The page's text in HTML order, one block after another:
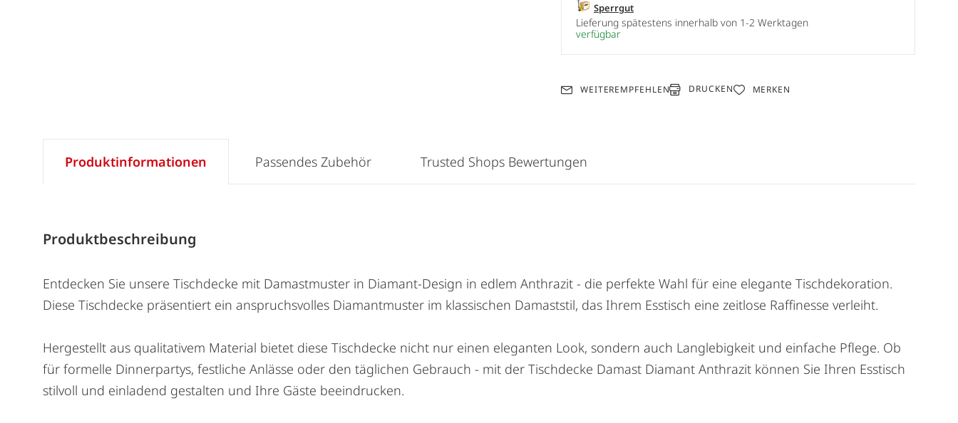
Sperrgut
Lieferung spätestens innerhalb von 1-2 Werktagen
verfügbar
WEITEREMPFEHLEN DRUCKEN MERKEN
Produktinformationen
Produktbeschreibung
Entdecken Sie unsere Tischdecke mit Damastmuster in Diamant-Design in edlem Anthrazit - die perfekte Wahl für eine elegante Tischdekoration.
Diese Tischdecke präsentiert ein anspruchsvolles Diamantmuster im klassischen Damaststil, das Ihrem Esstisch eine zeitlose Raffinesse verleiht.
Hergestellt aus qualitativem Material bietet diese Tischdecke nicht nur einen eleganten Look, sondern auch Langlebigkeit und einfache Pflege. Ob
für formelle Dinnerpartys, festliche Anlässe oder den täglichen Gebrauch - mit der Tischdecke Damast Diamant Anthrazit können Sie Ihren Esstisch
stilvoll und einladend gestalten und Ihre Gäste beeindrucken.
Passendes Zubehör Trusted Shops Bewertungen